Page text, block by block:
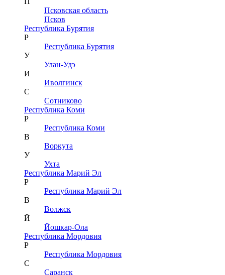
Псковская область
Псков
Республика Бурятия
Р
Республика Бурятия
У
Улан-Удэ
И
Иволгинск
С
Сотниково
Республика Коми
Р
Республика Коми
В
Воркута
У
Ухта
Республика Марий Эл
Р
Республика Марий Эл
В
Волжск
Й
Йошкар-Ола
Республика Мордовия
Р
Республика Мордовия
С
Саранск